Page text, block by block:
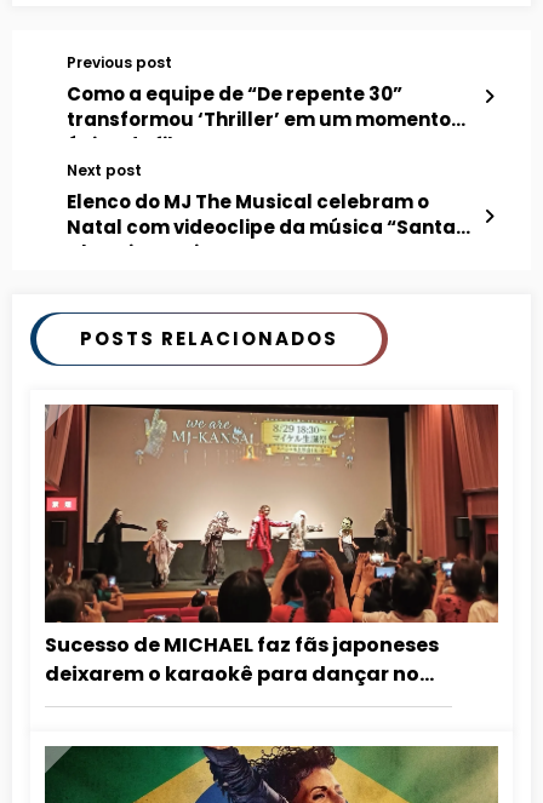
Previous post
Como a equipe de “De repente 30”
transformou ‘Thriller’ em um momento
épico do filme
Next post
Elenco do MJ The Musical celebram o
Natal com videoclipe da música “Santa
Claus is Coming to Town”
POSTS RELACIONADOS
Sucesso de MICHAEL faz fãs japoneses
deixarem o karaokê para dançar no
cinema